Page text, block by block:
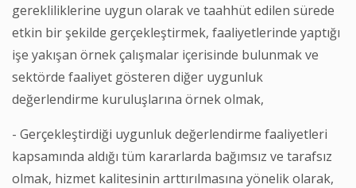
gerekliliklerine uygun olarak ve taahhüt edilen sürede
etkin bir şekilde gerçekleştirmek, faaliyetlerinde yaptığı
işe yakışan örnek çalışmalar içerisinde bulunmak ve
sektörde faaliyet gösteren diğer uygunluk
değerlendirme kuruluşlarına örnek olmak,
- Gerçekleştirdiği uygunluk değerlendirme faaliyetleri
kapsamında aldığı tüm kararlarda bağımsız ve tarafsız
olmak, hizmet kalitesinin arttırılmasına yönelik olarak,